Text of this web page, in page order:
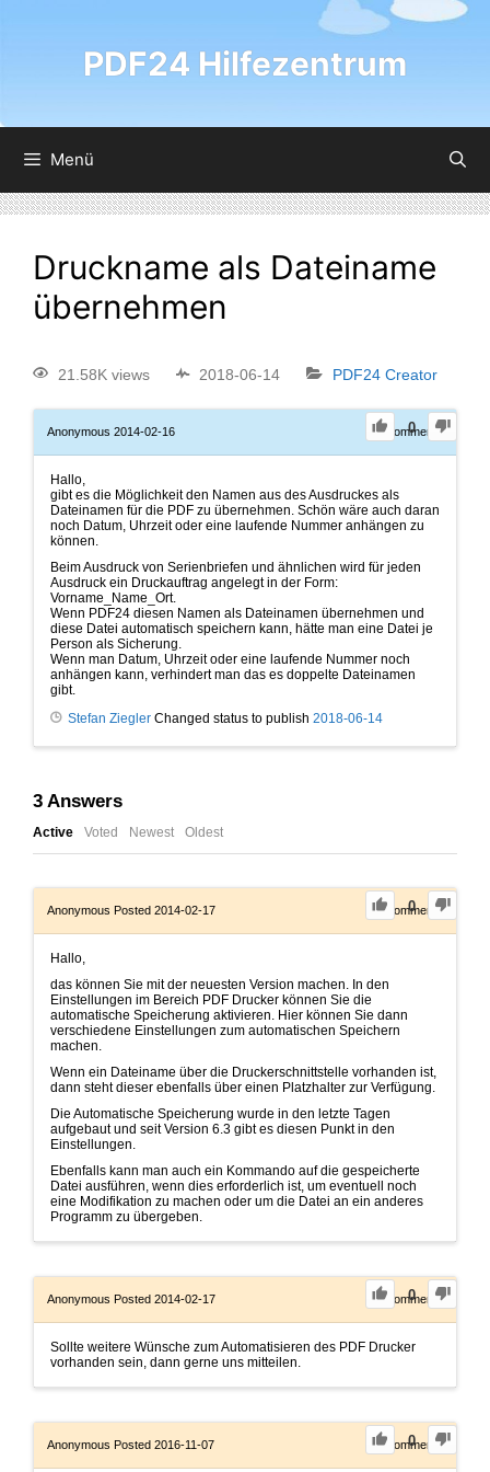
PDF24 Hilfezentrum
Menü
Druckname als Dateiname
übernehmen
21.58K views 2018-06-14 PDF24 Creator
0
Anonymous 2014-02-16 0Comments
Hallo,
gibt es die Möglichkeit den Namen aus des Ausdruckes als
Dateinamen für die PDF zu übernehmen. Schön wäre auch daran
noch Datum, Uhrzeit oder eine laufende Nummer anhängen zu
können.
Beim Ausdruck von Serienbriefen und ähnlichen wird für jeden
Ausdruck ein Druckauftrag angelegt in der Form:
Vorname_Name_Ort.
Wenn PDF24 diesen Namen als Dateinamen übernehmen und
diese Datei automatisch speichern kann, hätte man eine Datei je
Person als Sicherung.
Wenn man Datum, Uhrzeit oder eine laufende Nummer noch
anhängen kann, verhindert man das es doppelte Dateinamen
gibt.
Stefan Ziegler Changed status to publish 2018-06-14
3 Answers
Active Voted Newest Oldest
0
Anonymous Posted 2014-02-17 0Comments
Hallo,
das können Sie mit der neuesten Version machen. In den
Einstellungen im Bereich PDF Drucker können Sie die
automatische Speicherung aktivieren. Hier können Sie dann
verschiedene Einstellungen zum automatischen Speichern
machen.
Wenn ein Dateiname über die Druckerschnittstelle vorhanden ist,
dann steht dieser ebenfalls über einen Platzhalter zur Verfügung.
Die Automatische Speicherung wurde in den letzte Tagen
aufgebaut und seit Version 6.3 gibt es diesen Punkt in den
Einstellungen.
Ebenfalls kann man auch ein Kommando auf die gespeicherte
Datei ausführen, wenn dies erforderlich ist, um eventuell noch
eine Modifikation zu machen oder um die Datei an ein anderes
Programm zu übergeben.
0
Anonymous Posted 2014-02-17 0Comments
Sollte weitere Wünsche zum Automatisieren des PDF Drucker
vorhanden sein, dann gerne uns mitteilen.
0
Anonymous Posted 2016-11-07 0Comments